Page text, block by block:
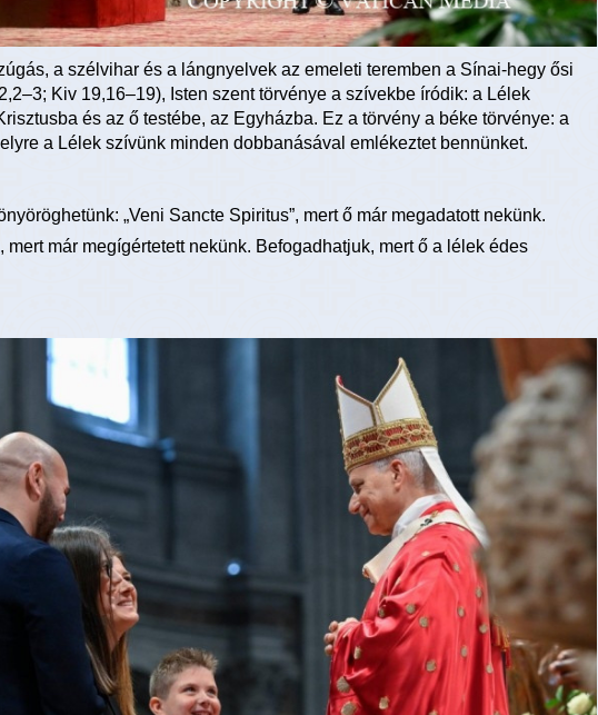
a szélvihar és a lángnyelvek az emeleti teremben a Sínai-hegy ősi
Kiv 19,16–19), Isten szent törvénye a szívekbe íródik: a Lélek
és az ő testébe, az Egyházba. Ez a törvény a béke törvénye: a
a Lélek szívünk minden dobbanásával emlékeztet bennünket.
„Veni Sancte Spiritus”, mert ő már megadatott nekünk.
mert már megígértetett nekünk. Befogadhatjuk, mert ő a lélek édes